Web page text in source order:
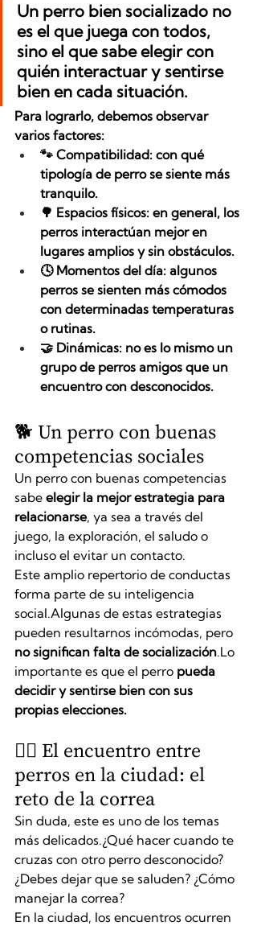
Un perro bien socializado no
es el que juega con todos,
sino el que sabe elegir con
quién interactuar y sentirse
bien en cada situación.
Para lograrlo, debemos observar
varios factores:
🐾 Compatibilidad: con qué
tipología de perro se siente más
tranquilo.
🌳 Espacios físicos: en general, los
perros interactúan mejor en
lugares amplios y sin obstáculos.
🕓 Momentos del día: algunos
perros se sienten más cómodos
con determinadas temperaturas
o rutinas.
🤝 Dinámicas: no es lo mismo un
grupo de perros amigos que un
encuentro con desconocidos.
🐕 Un perro con buenas
competencias sociales
Un perro con buenas competencias
sabe elegir la mejor estrategia para
relacionarse, ya sea a través del
juego, la exploración, el saludo o
incluso el evitar un contacto.
Este amplio repertorio de conductas
forma parte de su inteligencia
social.Algunas de estas estrategias
pueden resultarnos incómodas, pero
no significan falta de socialización.Lo
importante es que el perro pueda
decidir y sentirse bien con sus
propias elecciones.
🚶‍♂️ El encuentro entre
perros en la ciudad: el
reto de la correa
Sin duda, este es uno de los temas
más delicados.¿Qué hacer cuando te
cruzas con otro perro desconocido?
¿Debes dejar que se saluden? ¿Cómo
manejar la correa?
En la ciudad, los encuentros ocurren